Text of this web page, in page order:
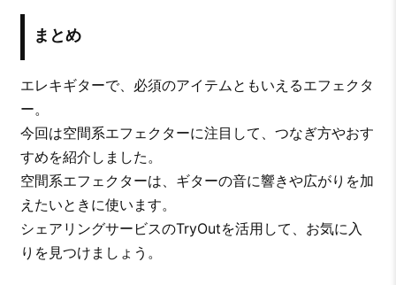
まとめ
エレキギターで、必須のアイテムともいえるエフェクタ
ー。
今回は空間系エフェクターに注目して、つなぎ方やおす
すめを紹介しました。
空間系エフェクターは、ギターの音に響きや広がりを加
えたいときに使います。
シェアリングサービスのTryOutを活用して、お気に入
りを見つけましょう。